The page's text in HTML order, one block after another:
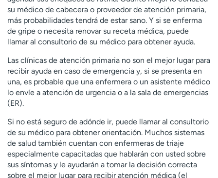
su médico de cabecera o proveedor de atención primaria,
más probabilidades tendrá de estar sano. Y si se enferma
de gripe o necesita renovar su receta médica, puede
llamar al consultorio de su médico para obtener ayuda.
Las clínicas de atención primaria no son el mejor lugar para
recibir ayuda en caso de emergencia y, si se presenta en
una, es probable que una enfermera o un asistente médico
lo envíe a atención de urgencia o a la sala de emergencias
(ER).
Si no está seguro de adónde ir, puede llamar al consultorio
de su médico para obtener orientación. Muchos sistemas
de salud también cuentan con enfermeras de triaje
especialmente capacitadas que hablarán con usted sobre
sus síntomas y le ayudarán a tomar la decisión correcta
sobre el mejor lugar para recibir atención médica (el